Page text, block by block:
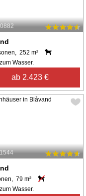
252 m²
Wasser.
ab 2.423 €
79 m²
Wasser.